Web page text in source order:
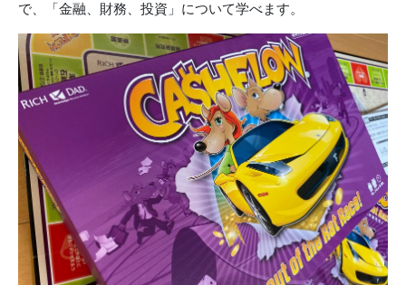
で、「金融、財務、投資」について学べます。